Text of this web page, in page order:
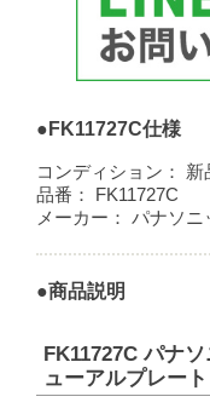
●FK11727C仕様
コンディション：
新
品番：
FK11727C
メーカー：
パナソニ
●商品説明
FK11727C パナ
ューアルプレー